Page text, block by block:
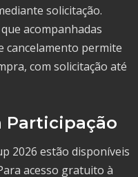
solicitação.
acompanhadas
cancelamento permite
com solicitação até
Participação
2026 estão disponíveis
acesso gratuito à